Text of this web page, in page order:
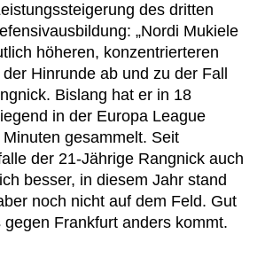
des dritten
„Nordi Mukiele
höheren, konzentrierteren
Hinrunde ab und zu der Fall
Bislang hat er in 18
in der Europa League
gesammelt. Seit
der 21-Jährige Rangnick auch
besser, in diesem Jahr stand
noch nicht auf dem Feld. Gut
Frankfurt anders kommt.